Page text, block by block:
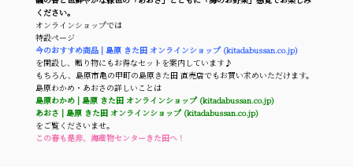
ください。
オンラインショップでは
特設ページ
今のおすすめ商品 | 島原 きた田 オンラインショップ (kitadabussan.co.jp)
を開設し、贈り物にもお得なセットを案内しています♪
もちろん、島原市亀の甲町の島原きた田 直売店でもお買い求めいただけます。
島原わかめ・あおさの詳しいことは
島原わかめ | 島原 きた田 オンラインショップ (kitadabussan.co.jp)
あおさ | 島原 きた田 オンラインショップ (kitadabussan.co.jp)
をご覧くださいませ。
この春も是非、海産物センターきた田へ！